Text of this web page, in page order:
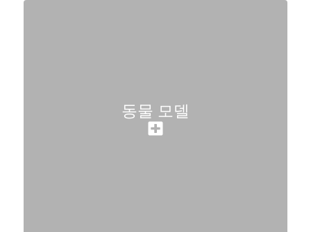
동물 모델